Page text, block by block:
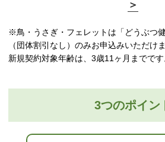
＞
※鳥・うさぎ・フェレットは「どうぶつ
（団体割引なし）のみお申込みいただけま
新規契約対象年齢は、3歳11ヶ月までです
3つのポイン